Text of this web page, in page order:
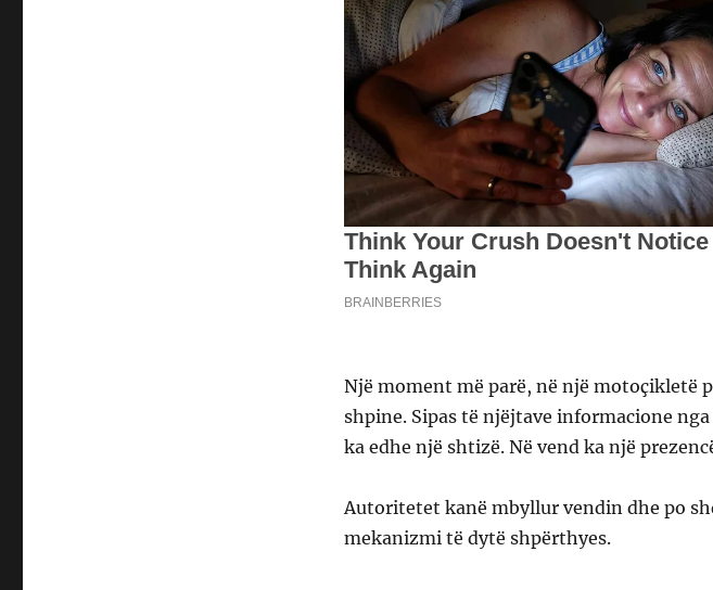
Një moment më parë, në një motoçikletë
shpine. Sipas të njëjtave informacione
ka edhe një shtizë. Në vend ka një
Autoritetet kanë mbyllur vendin dhe po
mekanizmi të dytë shpërthyes.